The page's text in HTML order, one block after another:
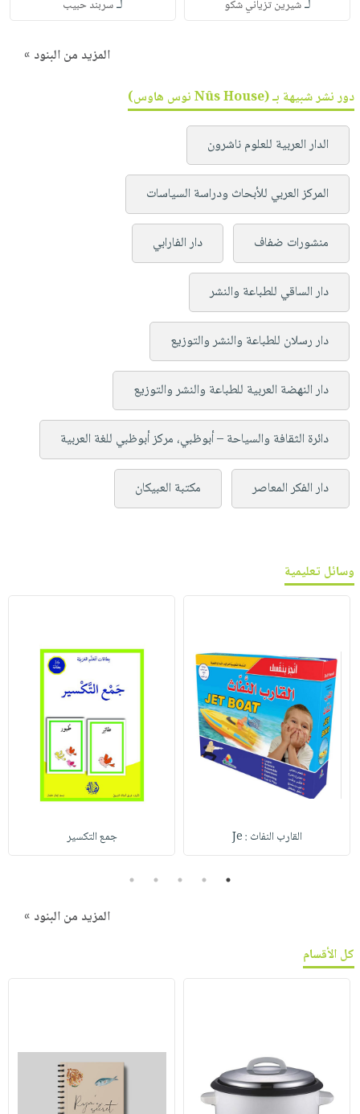
لـشيرين تزياني شكو لـسربند حبيب
المزيد من البنود »
دور نشر شبيهة بـ (Nûs House نوس هاوس)
الدار العربية للعلوم ناشرون
المركز العربي للأبحاث ودراسة السياسات
منشورات ضفاف دار الفارابي
دار الساقي للطباعة والنشر
دار رسلان للطباعة والنشر والتوزيع
دار النهضة العربية للطباعة والنشر والتوزيع
دائرة الثقافة والسياحة – أبوظبي، مركز أبوظبي للغة العربية
دار الفكر المعاصر مكتبة العبيكان
وسائل تعليمية
القارب النفاث : Je جمع التكسير
1
2
3
4
5
المزيد من البنود »
كل الأقسام